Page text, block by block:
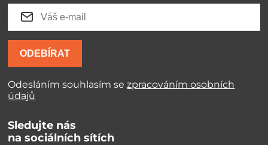
ODEBÍRAT
Odesláním souhlasím sezpracováním osobních
údajů
Sledujte nás
na sociálních sítích